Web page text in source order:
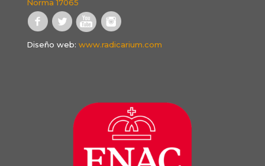
Norma 17065
Diseño web: www.radicarium.com